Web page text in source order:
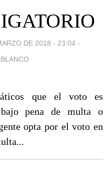
DE 2018 - 23:04 -
que el voto es
pena de multa o
opta por el voto en